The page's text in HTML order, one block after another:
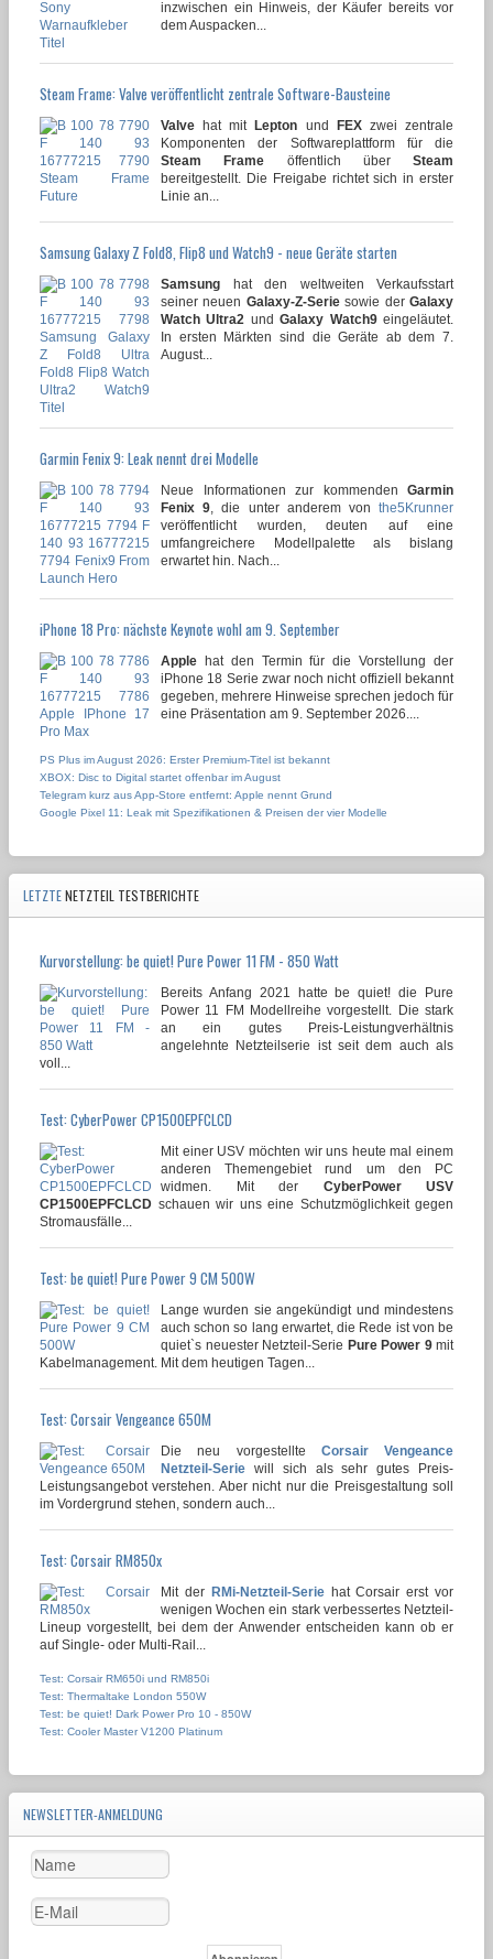
inzwischen ein Hinweis, der Käufer bereits vor
dem Auspacken...
Steam Frame: Valve veröffentlicht zentrale Software-Bausteine
Valve hat mitLepton und FEXzwei zentrale
Komponenten der Softwareplattform für die
Steam Frame öffentlich über Steam
bereitgestellt. Die Freigabe richtet sich in erster
Linie an...
Samsung Galaxy Z Fold8, Flip8 und Watch9 - neue Geräte starten
Samsung hat den weltweiten Verkaufsstart
seiner neuen Galaxy-Z-Seriesowie derGalaxy
Watch Ultra2 undGalaxy Watch9eingeläutet.
In ersten Märkten sind die Geräte ab dem 7.
August...
Garmin Fenix 9: Leak nennt drei Modelle
Neue Informationen zur kommenden Garmin
Fenix 9 , die unter anderem vonthe5Krunner
veröffentlicht wurden, deuten auf eine
umfangreichere Modellpalette als bislang
erwartet hin. Nach...
iPhone 18 Pro: nächste Keynote wohl am 9. September
Apple hat den Termin für die Vorstellung der
iPhone 18 Serie zwar noch nicht offiziell bekannt
gegeben, mehrere Hinweise sprechen jedoch für
eine Präsentation am 9. September 2026....
PS Plus im August 2026: Erster Premium-Titel ist bekannt
XBOX: Disc to Digital startet offenbar im August
Telegram kurz aus App-Store entfernt: Apple nennt Grund
Google Pixel 11: Leak mit Spezifikationen & Preisen der vier Modelle
LETZTENETZTEIL TESTBERICHTE
Kurvorstellung: be quiet! Pure Power 11 FM - 850 Watt
Bereits Anfang 2021 hatte be quiet! die Pure
Power 11 FM Modellreihe vorgestellt. Die stark
an ein gutes Preis-Leistungverhältnis
angelehnte Netzteilserie ist seit dem auch als
voll...
Test: CyberPower CP1500EPFCLCD
Mit einer USV möchten wir uns heute mal einem
anderen Themengebiet rund um den PC
widmen. Mit der CyberPower USV
CP1500EPFCLCD schauen wir uns eine Schutzmöglichkeit gegen
Stromausfälle...
Test: be quiet! Pure Power 9 CM 500W
Lange wurden sie angekündigt und mindestens
auch schon so lang erwartet, die Rede ist von be
quiet`s neuester Netzteil-Serie Pure Power 9mit
Kabelmanagement. Mit dem heutigen Tagen...
Test: Corsair Vengeance 650M
Die neu vorgestellte Corsair Vengeance
Netzteil-Serie will sich als sehr gutes Preis-
Leistungsangebot verstehen. Aber nicht nur die Preisgestaltung soll
im Vordergrund stehen, sondern auch...
Test: Corsair RM850x
Mit der RMi-Netzteil-Seriehat Corsair erst vor
wenigen Wochen ein stark verbessertes Netzteil-
Lineup vorgestellt, bei dem der Anwender entscheiden kann ob er
auf Single- oder Multi-Rail...
Test: Corsair RM650i und RM850i
Test: Thermaltake London 550W
Test: be quiet! Dark Power Pro 10 - 850W
Test: Cooler Master V1200 Platinum
NEWSLETTER-ANMELDUNG